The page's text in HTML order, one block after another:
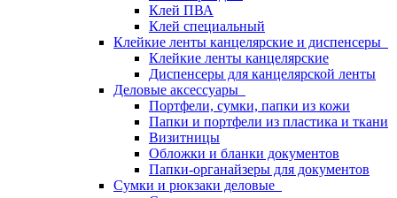
Клей ПВА
Клей специальный
Клейкие ленты канцелярские и диспенсеры
Клейкие ленты канцелярские
Диспенсеры для канцелярской ленты
Деловые аксессуары
Портфели, сумки, папки из кожи
Папки и портфели из пластика и ткани
Визитницы
Обложки и бланки документов
Папки-органайзеры для документов
Сумки и рюкзаки деловые